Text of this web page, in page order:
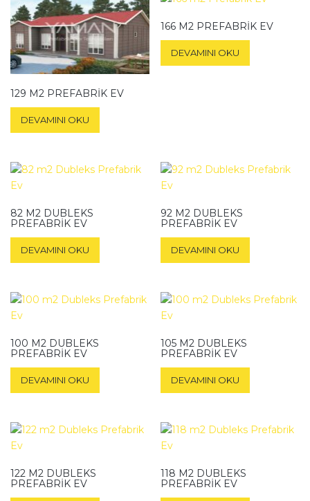
129 M2 PREFABRIK EV
DEVAMINI OKU
166 M2 PREFABRIK EV
DEVAMINI OKU
82 M2 DUBLEKS
PREFABRIK EV
DEVAMINI OKU
92 M2 DUBLEKS
PREFABRIK EV
DEVAMINI OKU
100 M2 DUBLEKS
PREFABRIK EV
DEVAMINI OKU
105 M2 DUBLEKS
PREFABRIK EV
DEVAMINI OKU
122 M2 DUBLEKS
PREFABRIK EV
118 M2 DUBLEKS
PREFABRIK EV